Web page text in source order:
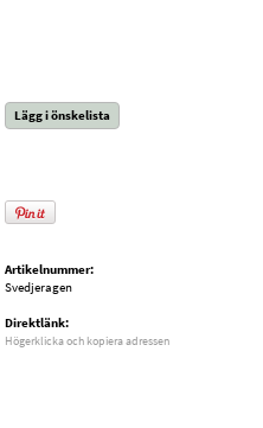
Lägg i önskelista
Artikelnummer:
Svedjeragen
Direktlänk:
Högerklicka och kopiera adressen